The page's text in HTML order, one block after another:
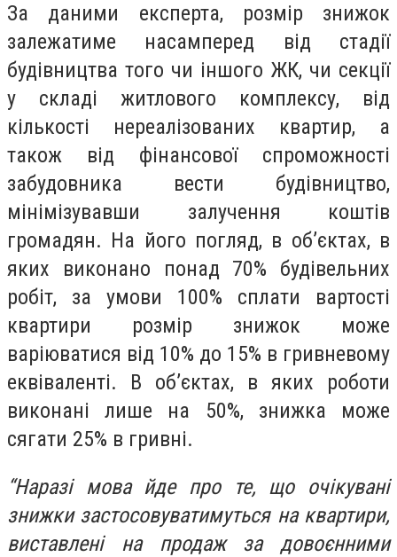
За даними експерта, розмір знижок
залежатиме насамперед від стадії
будівництва того чи іншого ЖК, чи секції
у складі житлового комплексу, від
кількості нереалізованих квартир, а
також від фінансової спроможності
забудовника вести будівництво,
мінімізувавши залучення коштів
громадян. На його погляд, в об’єктах, в
яких виконано понад 70% будівельних
робіт, за умови 100% сплати вартості
квартири розмір знижок може
варіюватися від 10% до 15% в гривневому
еквіваленті. В об’єктах, в яких роботи
виконані лише на 50%, знижка може
сягати 25% в гривні.
“Наразі мова йде про те, що очікувані
знижки застосовуватимуться на квартири,
виставлені на продаж за довоєнними